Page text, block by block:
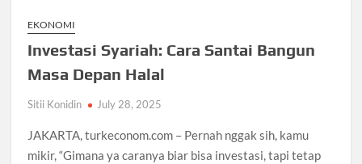
EKONOMI
Investasi Syariah: Cara Santai Bangun
Masa Depan Halal
Sitii Konidin July 28, 2025
JAKARTA, turkeconom.com – Pernah nggak sih, kamu
mikir, “Gimana ya caranya biar bisa investasi, tapi tetap